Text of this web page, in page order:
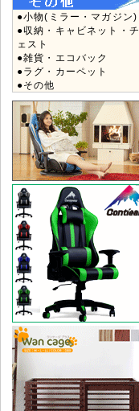
●小物(ミラー・マガジン)
●収納・キャビネット・チ
ェスト
●雑貨・エコバック
●ラグ・カーペット
●その他